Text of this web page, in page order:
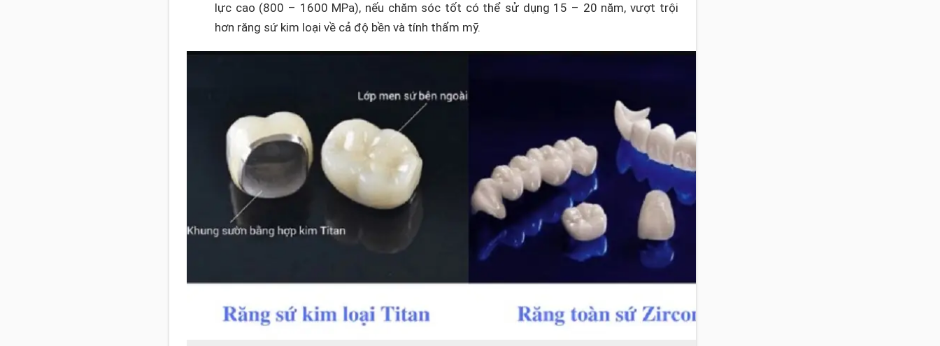
lực cao (800 – 1600 MPa), nếu chăm sóc tốt có thể sử dụng 15 – 20 năm, vượt trội
hơn răng sứ kim loại về cả độ bền và tính thẩm mỹ.